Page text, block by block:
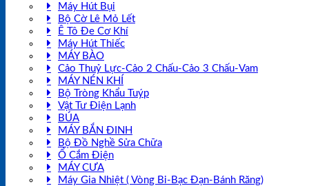
Máy Hút Bụi
Bộ Cờ Lê Mỏ Lết
Ê Tô Đe Cơ Khí
Máy Hút Thiếc
MÁY BÀO
Cảo Thuỷ Lực-Cảo 2 Chấu-Cảo 3 Chấu-Vam
MÁY NÉN KHÍ
Bộ Tròng Khẩu Tuýp
Vật Tư Điện Lạnh
BÚA
MÁY BẮN ĐINH
Bộ Đồ Nghề Sửa Chữa
Ổ Cắm Điện
MÁY CƯA
Máy Gia Nhiệt ( Vòng Bi-Bạc Đạn-Bánh Răng)